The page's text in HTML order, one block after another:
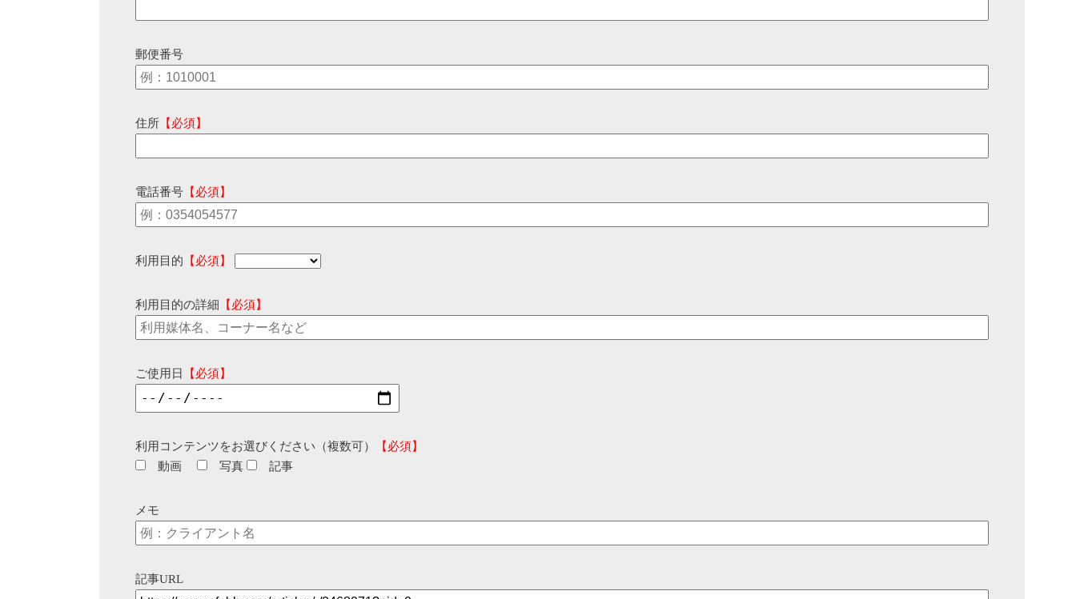
郵便番号
住所 【必須】
電話番号 【必須】
利用目的 【必須】
利用目的の詳細 【必須】
ご使用日 【必須】
利用コンテンツをお選びください（複数可）
【必須】
動画
写真 記事
メモ
記事URL